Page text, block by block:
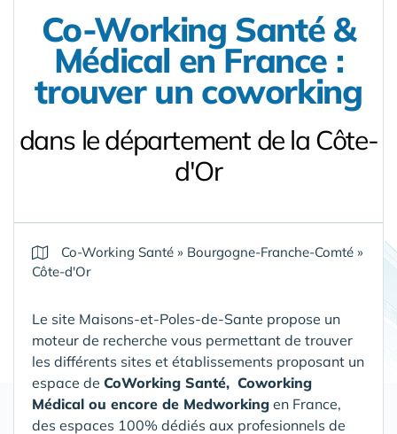
Co-Working Santé &
Médical en France :
trouver un coworking
dans le département de la Côte-
d'Or
Co-Working Santé » Bourgogne-Franche-Comté »
Côte-d'Or
Le site Maisons-et-Poles-de-Sante propose un
moteur de recherche vous permettant de trouver
les différents sites et établissements proposant un
espace de CoWorking Santé, Coworking
Médical ou encore de Medworking en France,
des espaces 100% dédiés aux profesionnels de